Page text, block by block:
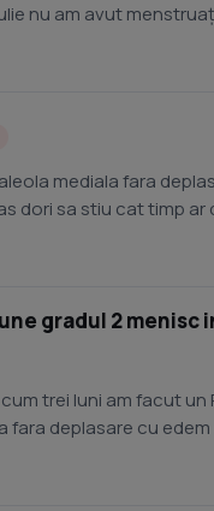
nu am avut
mediala fara
dori sa stiu cat timp
gradul 2 menisc
trei luni am facut un
deplasare cu